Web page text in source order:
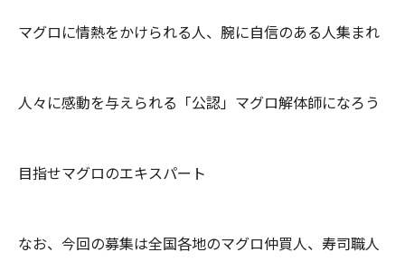
マグロに情熱をかけられる人、腕に自信のある人集まれ
人々に感動を与えられる「公認」マグロ解体師になろう
目指せマグロのエキスパート
なお、今回の募集は全国各地のマグロ仲買人、寿司職人